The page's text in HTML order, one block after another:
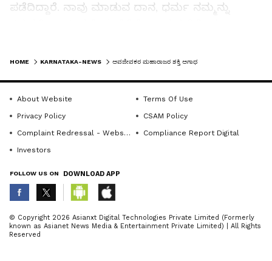
ಪಡೆದಿದ್ದಾರೆ. ನಾವು ಮಾಡುವ ದಾನ, ಧರ್ಮ ನಮ್ಮನ್ನು
ಮನುಷ್ಯನ ಭಾವನೆಗಳನ್ನು ಪವಿತ್ರಗೊಳಿಸಿ ಅಂತರಂಗ
ಸದ್ಗುರು ಎಂಬ ಅರ್ಥಕ್ಕೆ ಒಂದು ಶೇಷ್ಠ ಶಕ್ತಿಯಿದೆ. ದಿನದ
24ಗಂಟೆ ಕಾಲ ಗುರುವಿನ ಸ್ಮರಿಸದಿದ್ದರು, ಕೆಲವು
ಗಂಟೆಯಾದರೂ ಗುರಿವಿನ ಸ್ಮರಿಸಿದರೆ ಪುಣ್ಯ ಪ್ರಾಪ್ತಿಯಾಗುತ್ತದೆ
ಎಂದರು.
ABOUT THE AUTHOR
K KannadaprabhaNewsNetwork
HOME KARNATAKA-NEWS ಅವಜೀವಕರ ಮಹಾರಾಜರ ಶಕ್ತಿ ಅಗಾಧ
About Website
Terms Of Use
Privacy Policy
CSAM Policy
Complaint Redressal - Website
Compliance Report Digital
Investors
FOLLOW US ON DOWNLOAD APP
© Copyright 2026 Asianxt Digital Technologies Private Limited (Formerly
known as Asianet News Media & Entertainment Private Limited) | All Rights
Reserved